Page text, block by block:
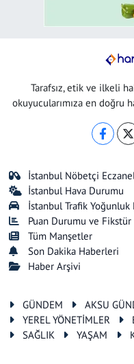
Tarafsız, etik ve ilkeli
okuyucularımıza en doğru
İstanbul Nöbetçi
İstanbul Hava Durumu
İstanbul Trafik Yoğunluk
Puan Durumu ve Fikstür
Tüm Manşetler
Son Dakika Haberleri
Haber Arşivi
GÜNDEM AKSU
YEREL YÖNETİMLER
SAĞLIK
YAŞAM